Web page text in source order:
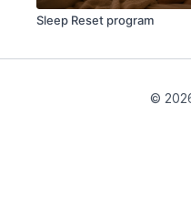
Sleep Reset program
©